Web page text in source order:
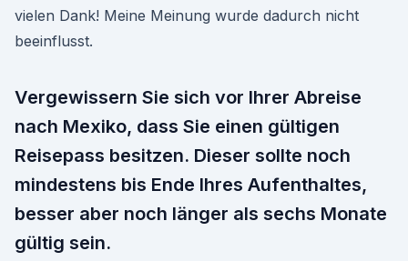
vielen Dank! Meine Meinung wurde dadurch nicht
beeinflusst.
Vergewissern Sie sich vor Ihrer Abreise
nach Mexiko, dass Sie einen gültigen
Reisepass besitzen. Dieser sollte noch
mindestens bis Ende Ihres Aufenthaltes,
besser aber noch länger als sechs Monate
gültig sein.